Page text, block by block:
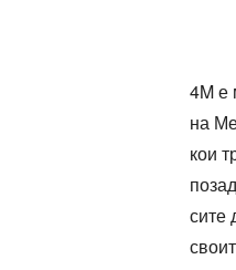
4M е
на
кои
сите